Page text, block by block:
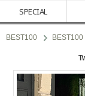
SPECIAL
BEST100 BEST100